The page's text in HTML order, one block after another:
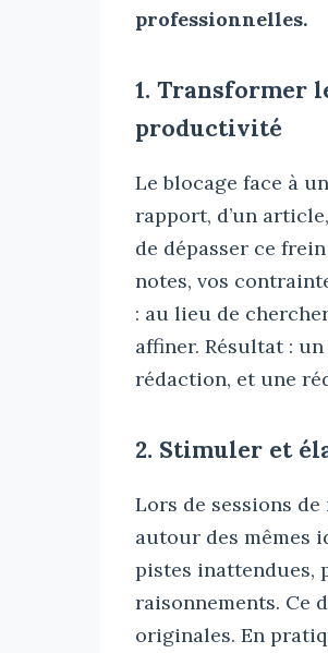
professionnelles.
1. Transformer
productivité
Le blocage face à
rapport, d’un
de dépasser ce
notes, vos
: au lieu de
affiner. Résultat :
rédaction, et une
2. Stimuler et
Lors de sessions
autour des mêmes
pistes inattendues,
raisonnements. Ce
originales. En